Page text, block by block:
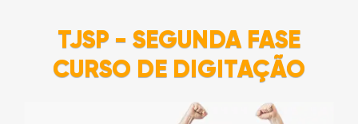
TJSP - SEGUNDA FASE
CURSO DE DIGITAÇÃO